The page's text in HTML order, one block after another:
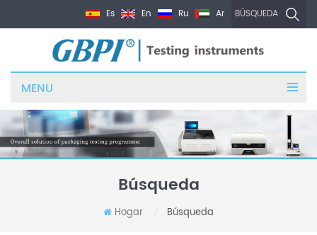
BÚSQUEDA
Es En Ru Ar
MENU
Búsqueda
Hogar Búsqueda